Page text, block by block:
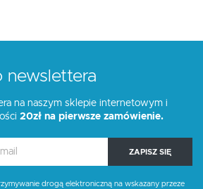
newslettera
na naszym sklepie internetowym i
20zł na pierwsze zamówienie.
ZAPISZ SIĘ
drogą elektroniczną na wskazany przeze